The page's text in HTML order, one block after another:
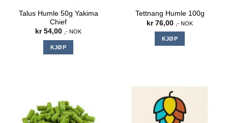
Talus Humle 50g Yakima
Chief
kr54,00 ,- NOK
KJØP
Tettnang Humle 100g
kr76,00 ,- NOK
KJØP